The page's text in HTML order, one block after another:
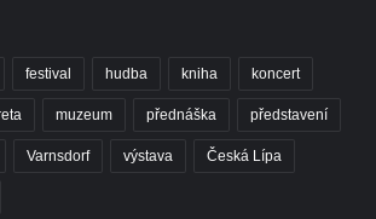
festival hudba kniha koncert
muzeum přednáška představení
Varnsdorf výstava Česká Lípa